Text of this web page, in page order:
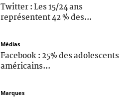
Twitter : Les 15/24 ans
représentent 42 % des...
Médias
Facebook : 25% des adolescents
américains...
Marques